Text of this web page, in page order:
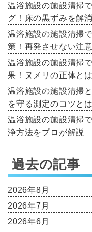
温浴施設の施設清掃
グ！床の黒ずみを解消
温浴施設の施設清掃
策！再発させない注
温浴施設の施設清掃
果！ヌメリの正体と
温浴施設の施設清掃
を守る測定のコツとは
温浴施設の施設清掃
浄方法をプロが解説
過去の記事
2026年8月
2026年7月
2026年6月